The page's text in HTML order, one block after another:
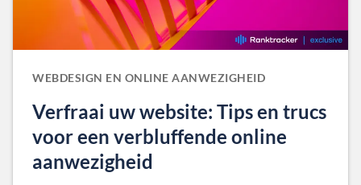
WEBDESIGN EN ONLINE AANWEZIGHEID
Verfraai uw website: Tips en trucs
voor een verbluffende online
aanwezigheid